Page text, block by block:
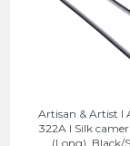
Artisan & Artist I
322A I Silk
(Long), Black/